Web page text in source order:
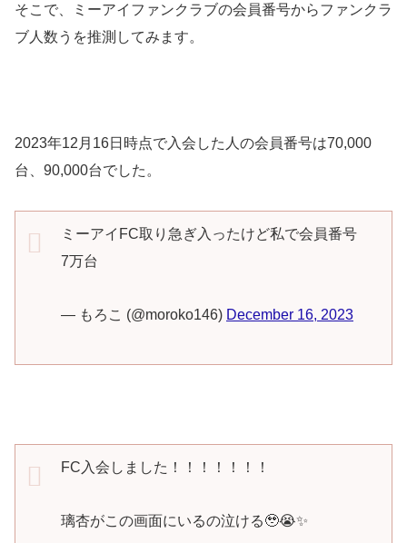
そこで、ミーアイファンクラブの会員番号からファンクラ
ブ人数うを推測してみます。
2023年12月16日時点で入会した人の会員番号は70,000
台、90,000台でした。
ミーアイFC取り急ぎ入ったけど私で会員番号
7万台
— もろこ (@moroko146) December 16, 2023
FC入会しました！！！！！！！
璃杏がこの画面にいるの泣ける🥹😭✨️